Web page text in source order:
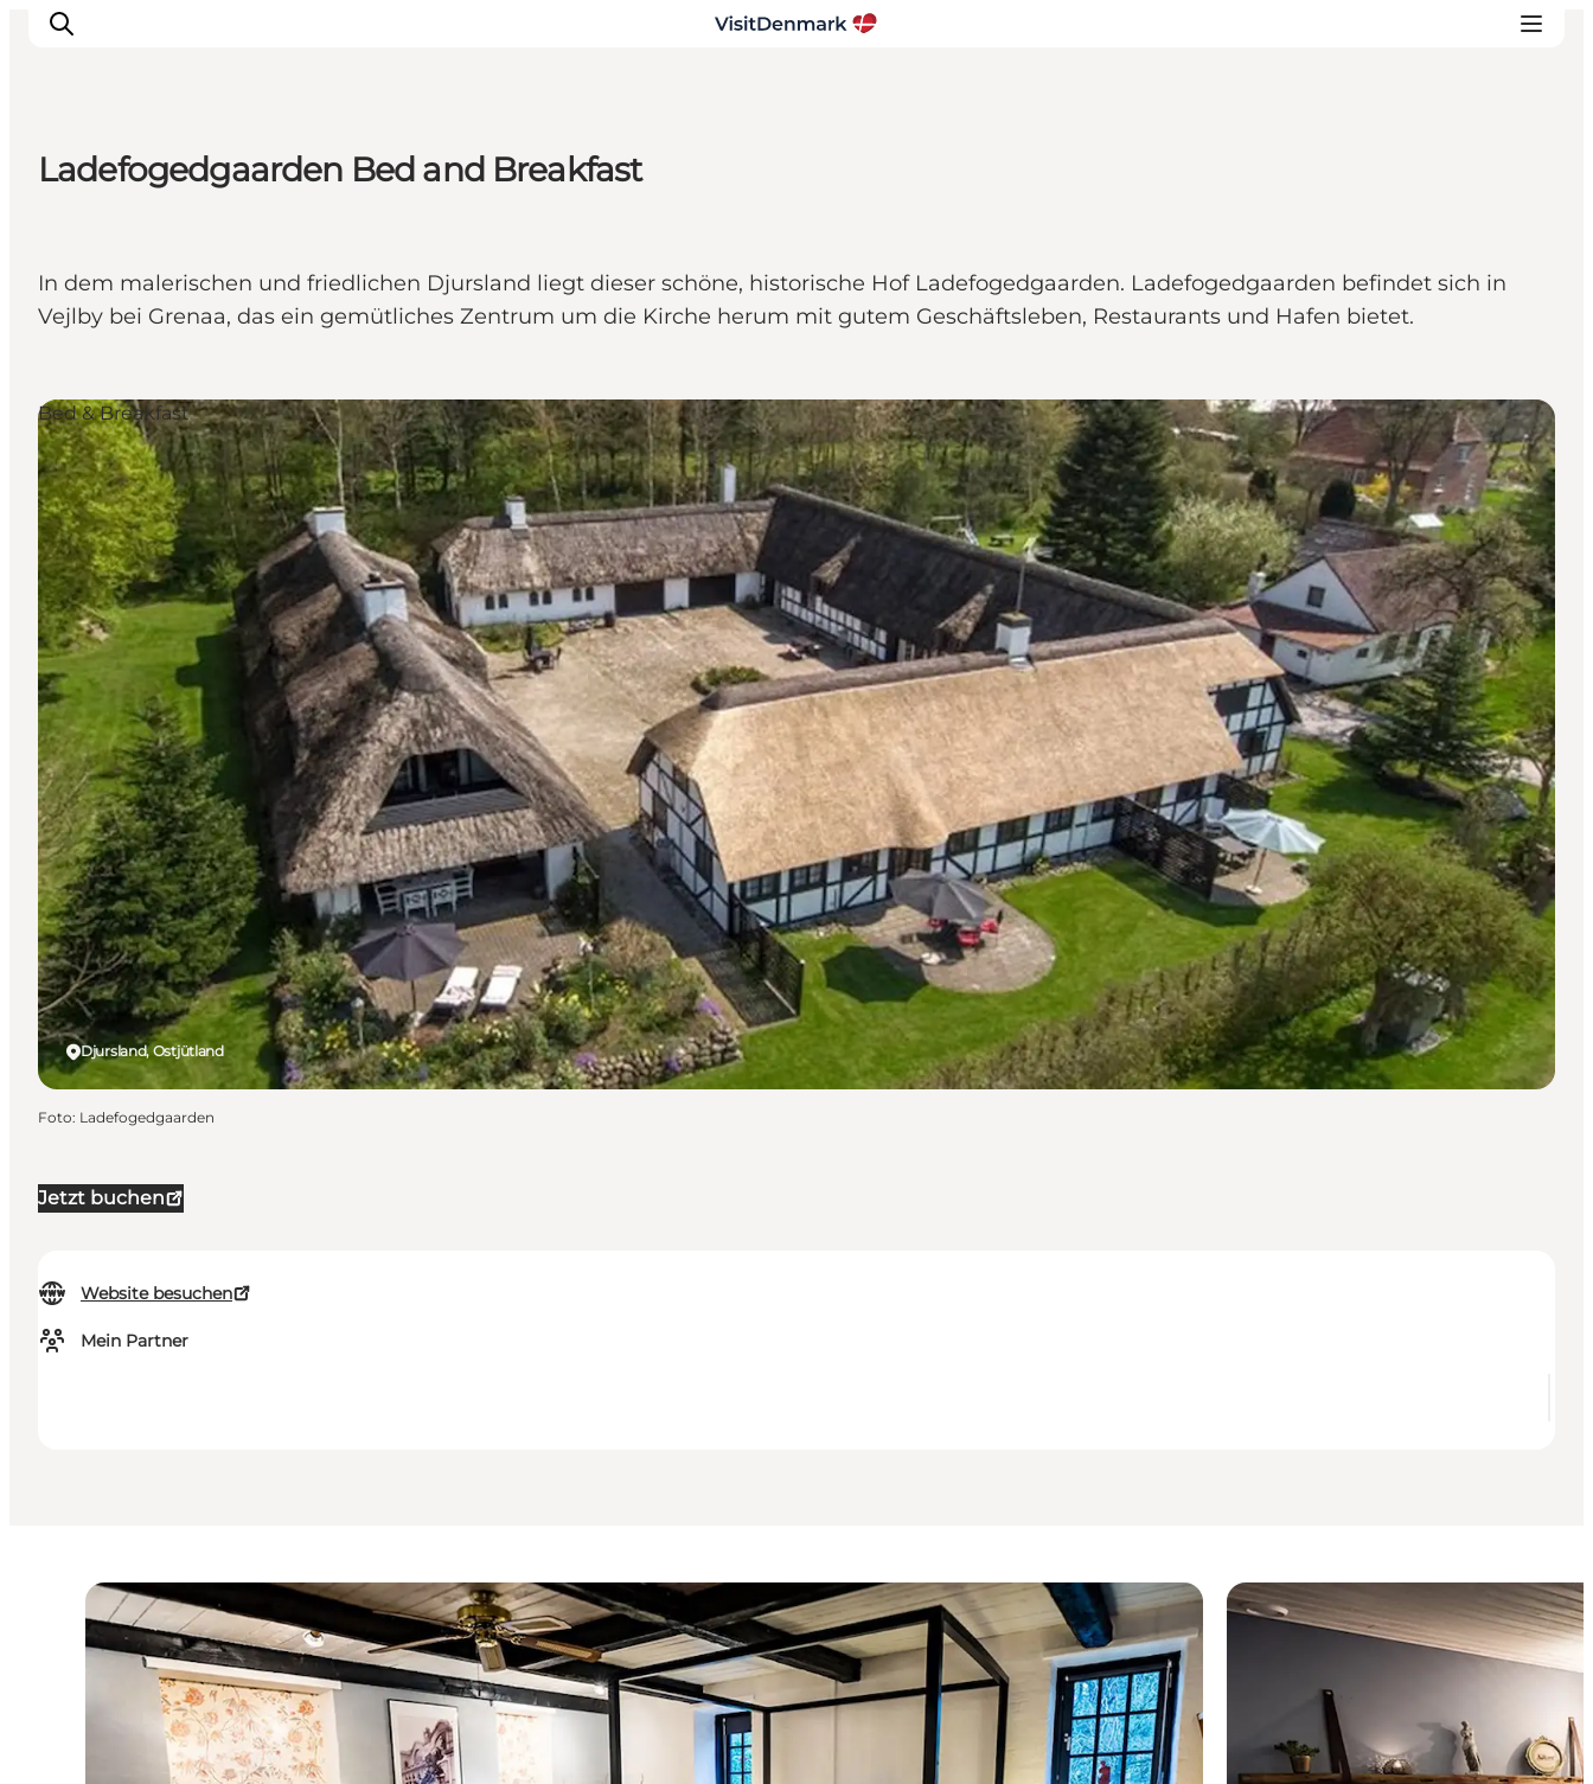
Erlebnisse
Unterkünfte
Reiseplanung
Ladefogedgaarden Bed and Breakfast
In dem malerischen und friedlichen Djursland liegt dieser schöne, historische Hof Ladefogedgaarden. Ladefogedgaarden befindet sich in
Vejlby bei Grenaa, das ein gemütliches Zentrum um die Kirche herum mit gutem Geschäftsleben, Restaurants und Hafen bietet.
Jetzt buchen
Website besuchen
Mein Partner
Djursland, Ostjütland
Bed & Breakfast
Foto: Ladefogedgaarden